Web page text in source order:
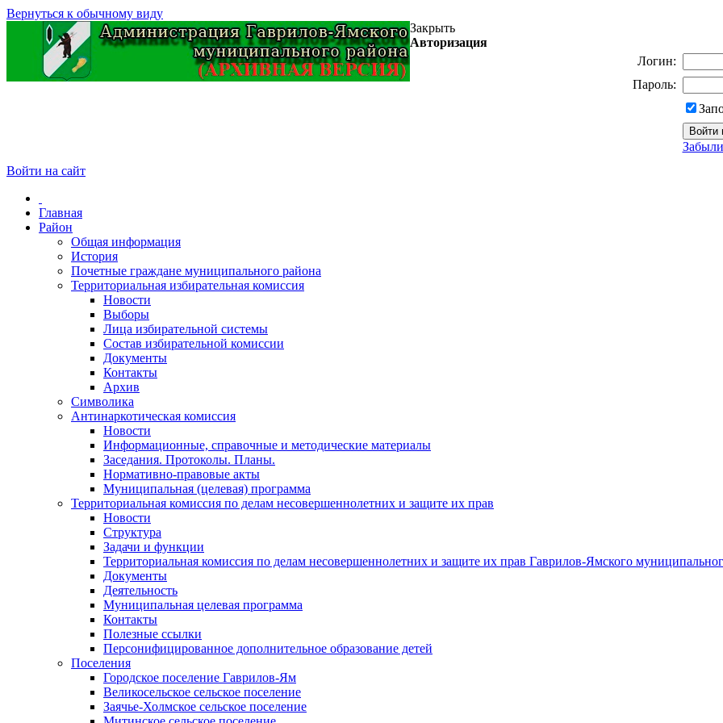
Вернуться к обычному виду
Закрыть
Авторизация
Логин:
Пароль:
Войти на сайт
Главная
Район
Общая информация
История
Почетные граждане муниципального района
Территориальная избирательная комиссия
Новости
Выборы
Лица избирательной системы
Состав избирательной комиссии
Документы
Контакты
Архив
Символика
Антинаркотическая комиссия
Новости
Информационные, справочные и методические материалы
Заседания. Протоколы. Планы.
Нормативно-правовые акты
Муниципальная (целевая) программа
Территориальная комиссия по делам несовершеннолетних и защите их прав
Новости
Структура
Задачи и функции
Территориальная комиссия по делам несовершеннолетних и защите их прав Гаврилов-Ямского
Документы
Деятельность
Муниципальная целевая программа
Контакты
Полезные ссылки
Персонифицированное дополнительное образование детей
Поселения
Городское поселение Гаврилов-Ям
Великосельское сельское поселение
Заячье-Холмское сельское поселение